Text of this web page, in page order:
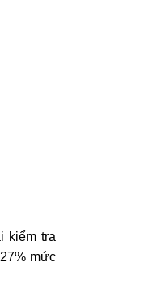
kiểm tra
mức